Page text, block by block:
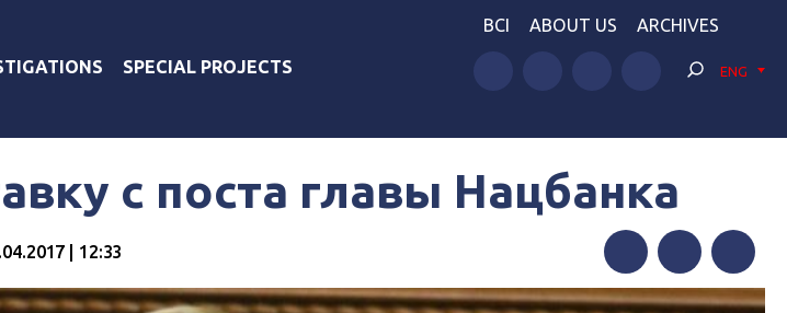
SPECIAL PROJECTS
BCI ABOUT US ARCHIVES
ENG
с поста главы Нацбанка
| 12:33
FacebookTwitterTelegram